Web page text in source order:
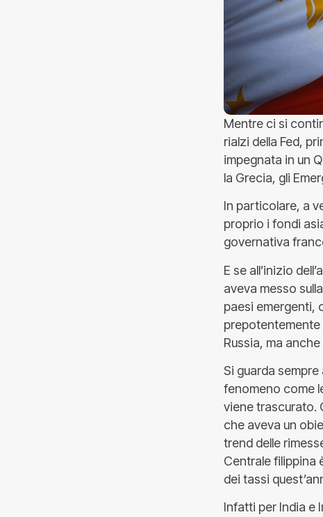
Mentre ci si
rialzi della Fed,
impegnata in un
la Grecia, gli
In particolare, a
proprio i fondi
governativa
E se all’inizio
aveva messo
paesi emergenti,
prepotentemente
Russia, ma
Si guarda
fenomeno come
viene trascurato.
che aveva un
trend delle
Centrale filippina
dei tassi
Infatti per India e